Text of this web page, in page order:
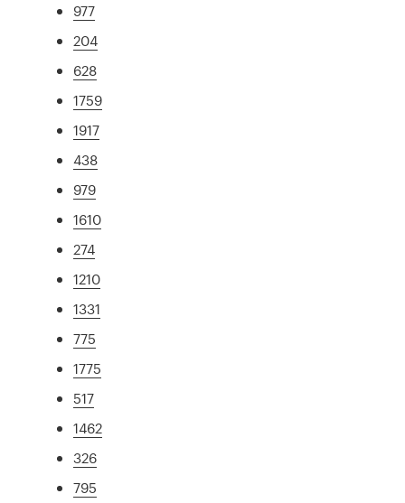
977
204
628
1759
1917
438
979
1610
274
1210
1331
775
1775
517
1462
326
795